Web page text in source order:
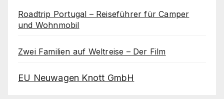
Roadtrip Portugal – Reiseführer für Camper
und Wohnmobil
Zwei Familien auf Weltreise – Der Film
EU Neuwagen Knott GmbH